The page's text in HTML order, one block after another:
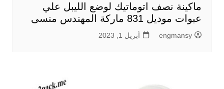
ماكينة نصف اتوماتيك لوضع الليبل علي
عبوات موديل 831 ماركة المهندس منسى
engmansy أبريل 1, 2023